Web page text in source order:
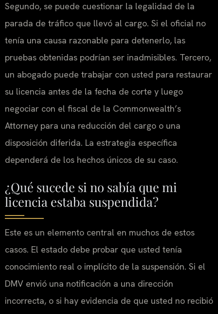
Segundo, se puede cuestionar la legalidad de la
parada de tráfico que llevó al cargo. Si el oficial no
tenía una causa razonable para detenerlo, las
pruebas obtenidas podrían ser inadmisibles. Tercero,
un abogado puede trabajar con usted para restaurar
su licencia antes de la fecha de corte y luego
negociar con el fiscal de la Commonwealth’s
Attorney para una reducción del cargo o una
disposición diferida. La estrategia específica
dependerá de los hechos únicos de su caso.
¿Qué sucede si no sabía que mi
licencia estaba suspendida?
Este es un elemento central en muchos de estos
casos. El estado debe probar que usted tenía
conocimiento real o implícito de la suspensión. Si el
DMV envió una notificación a una dirección
incorrecta, o si hay evidencia de que usted no recibió